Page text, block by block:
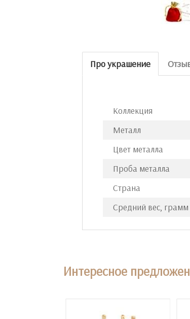
Про украшение
Коллекция
Металл
Цвет металла
Проба металла
Страна
Средний вес, грамм
Интересное